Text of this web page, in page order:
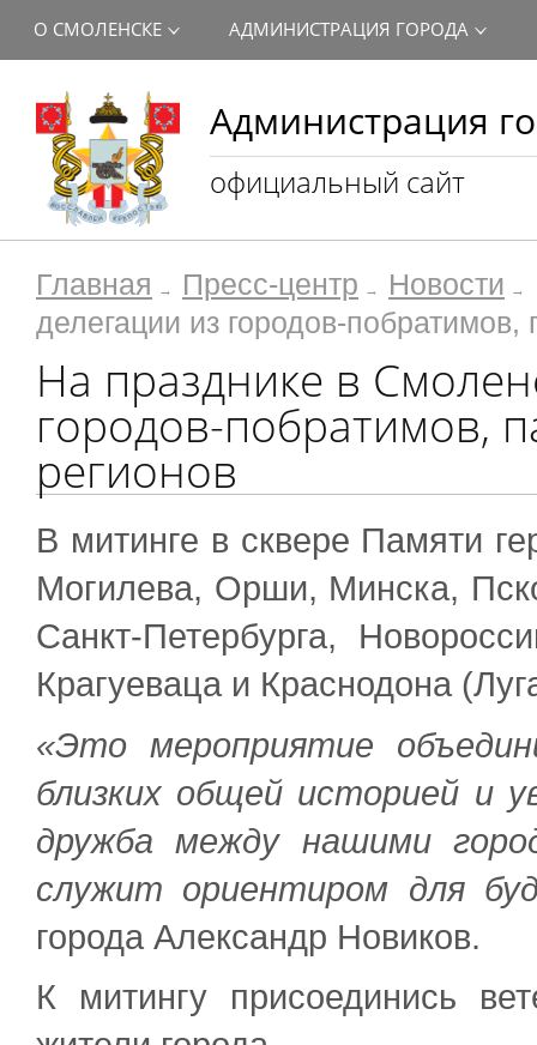
Администрация
официальный сайт
О СМОЛЕНСКЕ АДМИНИСТРАЦИЯ ГОРОДА
Главная Пресс-центр Новости
делегации из городов-
На празднике в
городов-побратимов,
регионов
В митинге в сквере Памяти
Могилева, Орши, Минска,
Санкт-Петербурга,
Крагуеваца и Краснодона
«Это мероприятие
близких общей историей и
дружба между нашими
служит ориентиром для
города Александр Новиков.
К митингу присоединись